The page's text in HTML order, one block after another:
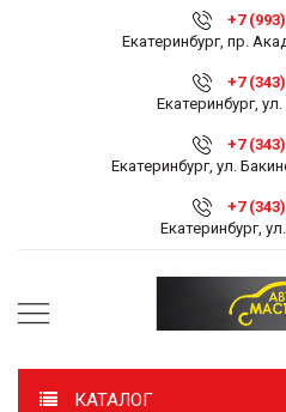
+7
Екатеринбург, пр.
+7
Екатеринбург,
+7
Екатеринбург, ул.
+7
Екатеринбург,
КАТАЛОГ